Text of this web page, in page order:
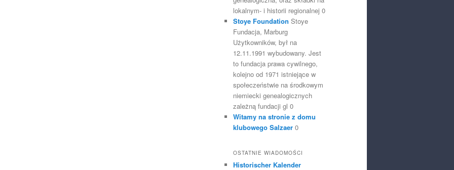
lokalnym- i historii regionalnej 0
Stoye Foundation Stoye
Fundacja, Marburg
Użytkowników, był na
12.11.1991 wybudowany. Jest
to fundacja prawa cywilnego,
kolejno od 1971 istniejące w
społeczeństwie na środkowym
niemiecki genealogicznych
zależną fundacji gl 0
Witamy na stronie z domu
klubowego Salzaer 0
OSTATNIE WIADOMOŚCI
Historischer Kalender